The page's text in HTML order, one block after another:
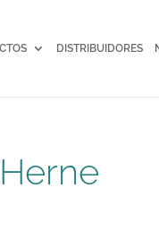
DISTRIBUIDORES